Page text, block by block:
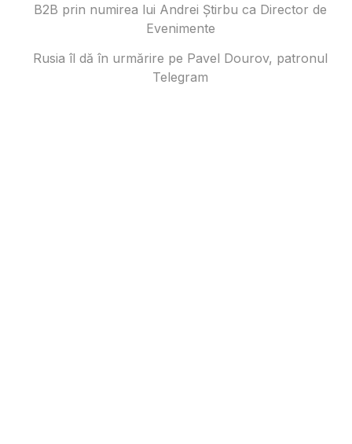
B2B prin numirea lui Andrei Știrbu ca Director de
Evenimente
Rusia îl dă în urmărire pe Pavel Dourov, patronul
Telegram